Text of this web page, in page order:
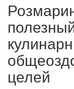
целей